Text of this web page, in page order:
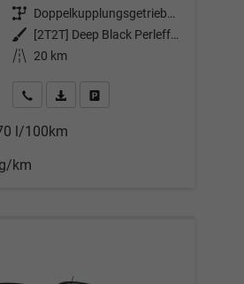
Getriebe
Doppelkupplungsgetriebe (DSG)
Außenfarbe
[2T2T] Deep Black Perleffekt
Kilometerstand 20 km
Wir rufen Sie an
PDF-Datei, Fahrzeugexposé drucken
Drucken, parken oder
l/100km
km